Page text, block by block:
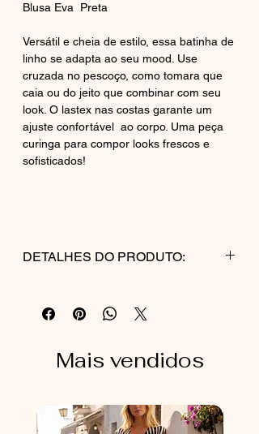
Blusa Eva Preta
Versátil e cheia de estilo, essa batinha de
linho se adapta ao seu mood. Use
cruzada no pescoço, como tomara que
caia ou do jeito que combinar com seu
look. O lastex nas costas garante um
ajuste confortável ao corpo. Uma peça
curinga para compor looks frescos e
sofisticados!
DETALHES DO PRODUTO:
45% VISCOSE
CUIDADOS COM A PEÇA:
suave na máquina dentro de saquinho
protetor. Secar à sombra. Passar a ferro
Mais vendidos